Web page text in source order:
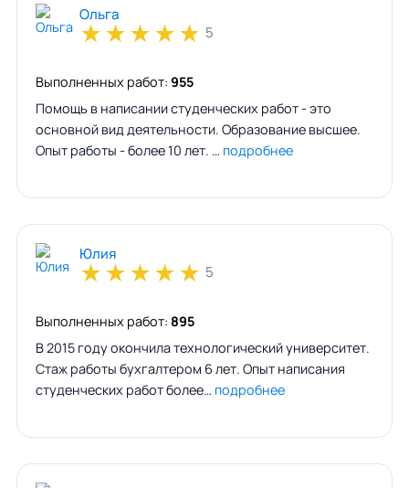
Ольга
★★★★★ 5
Выполненных работ: 955
Помощь в написании студенческих работ - это
основной вид деятельности. Образование высшее.
Опыт работы - более 10 лет. … подробнее
Юлия
★★★★★ 5
Выполненных работ: 895
В 2015 году окончила технологический университет.
Стаж работы бухгалтером 6 лет. Опыт написания
студенческих работ более… подробнее